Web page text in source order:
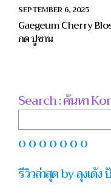
SEPTEMBER 6, 2025
Gaegeum Cherry
กด ปูซาน
Search : ค้นหา
O O O O O O O
รีวิวล่าสุด by ลุงเด้ง